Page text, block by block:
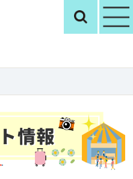
観光いばらき検